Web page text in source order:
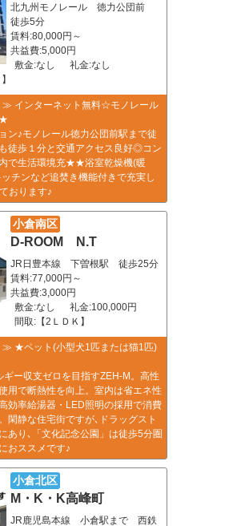
北九州モノレール 徳力公団前
徒歩5分
賃料:80,000円～
共益費:5,000円
敷金:なし
礼金:なし
インターネット無料☆モノレール
★
ン♪モノレール徳力公団前駅まで徒
徒歩１分と交通アクセス良好◎コン
で生活環境充★★浴室乾燥機(暖
チンなど追焚き機能付きで充実し
おります♪
小倉南区
D-ROOM N.T
JR日豊本線 下曽根駅 徒歩25分
賃料:77,000円～
共益費:3,000円
敷金:なし
礼金:100,000円
間取:【2ＬＤＫ】
★ペット(小型犬1匹または猫1匹)
ー収支ゼロを目指すZEH-M。高性
用で断熱性を向上。室内は省エネ性
効率給湯器・LED照明の採用で消費
閑静な住宅街ですが､ドラッグスト
あり､「文化記念公園」は徒歩5分圏
おススメです♪
小倉北区
M・K・K高峰町
JR鹿児島本線 小倉駅まで 西鉄